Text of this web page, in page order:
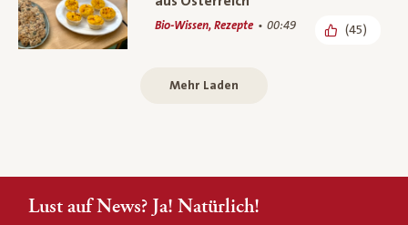
Bio-Wissen, Rezepte 00:49 (45)
Mehr Laden
Lust auf News? Ja! Natürlich!